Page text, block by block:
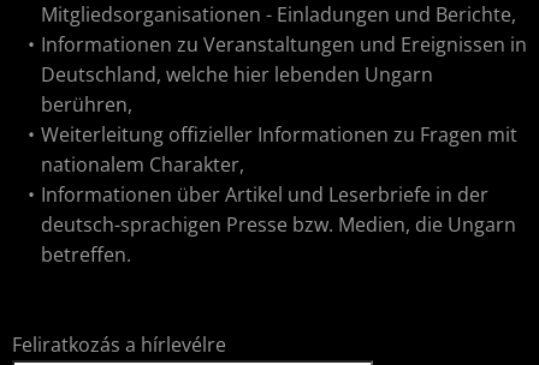
Mitgliedsorganisationen - Einladungen und Berichte,
Informationen zu Veranstaltungen und Ereignissen in
Deutschland, welche hier lebenden Ungarn
berühren,
Weiterleitung offizieller Informationen zu Fragen mit
nationalem Charakter,
Informationen über Artikel und Leserbriefe in der
deutsch-sprachigen Presse bzw. Medien, die Ungarn
betreffen.
Feliratkozás a hírlevélre